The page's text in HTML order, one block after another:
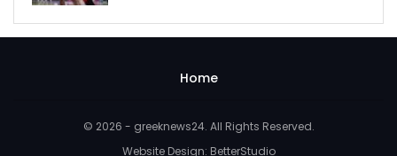
Home
© 2026 - greeknews24. All Rights Reserved.
Website Design: BetterStudio